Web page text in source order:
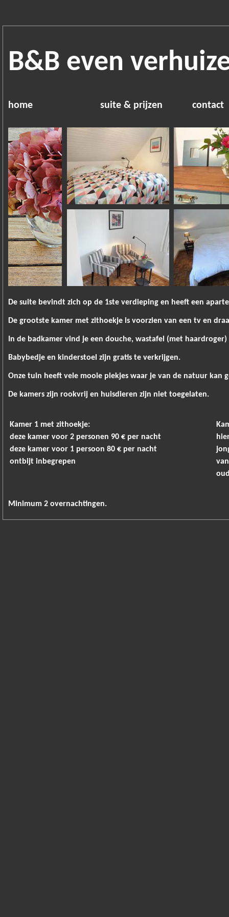
B&B even
home suite & prijzen contact
De suite bevindt zich op de 1ste verdieping en heeft een
De grootste kamer met zithoekje is voorzien van een tv en
In de badkamer vind je een douche, wastafel (met
Babybedje en kinderstoel zijn gratis te verkrijgen.
Onze tuin heeft vele mooie plekjes waar je van de natuur kan
De kamers zijn rookvrij en huisdieren zijn niet toegelaten.
Kamer 1 met zithoekje:
deze kamer voor 2 personen 90 € per nacht
deze kamer voor 1 persoon 80 € per nacht
ontbijt inbegrepen
Minimum 2 overnachtingen.